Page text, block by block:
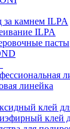
за камнем ILPA
ILPA
пасты
линейка
клей
клей